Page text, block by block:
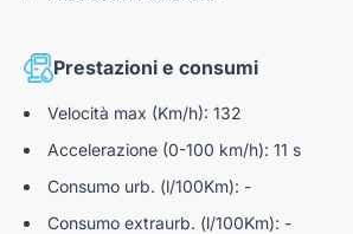
Freno di stazionamento elettrico EPB
Sensori Di Parcheggio Posteriori
Selettore della modalità di guida e-
Prestazioni e consumi
Velocità max (Km/h): 132
Accelerazione (0-100 km/h): 11 s
Consumo urb. (l/100Km): -
Consumo extraurb. (l/100Km): -